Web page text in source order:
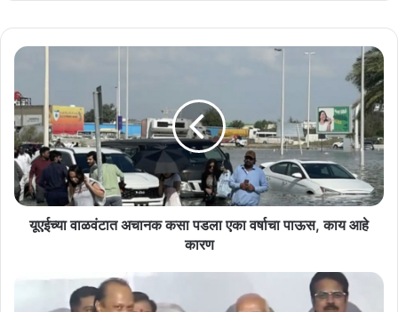
यूएईच्या
अचानक
कसा
पडला
एका
वर्षाचा
पाऊस,
काय
आहेयूएईच्या वाळवंटात अचानक कसा पडला एका वर्षाचा पाऊस, काय आहे
कारण
Video